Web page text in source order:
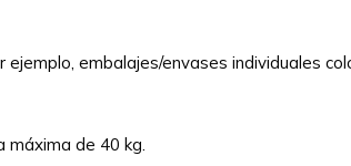
embalajes/envases individuales
de 40 kg.